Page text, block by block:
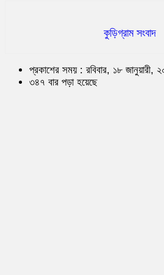
কুড়িগ্রাম সংবাদ
প্রকাশের সময় : রবিবার, ১৮ জানুয়ারী,
৩৪৭ বার পড়া হয়েছে